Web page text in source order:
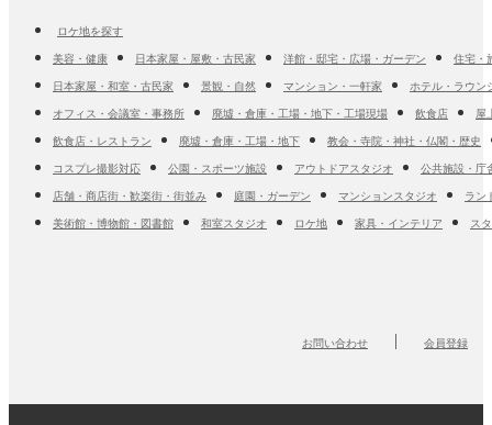
ロケ地を探す
美容・健康
日本家屋・屋敷・古民家 洋館・邸宅・広場・ガーデン
住宅・
日本家屋・和室・古民家
景観・自然 マンション・一軒家
ホテル・ラウン
オフィス・会議室・事務所
廃墟・倉庫・工場・地下・工場現場 飲食店
屋
飲食店・レストラン
廃墟・倉庫・工場・地下
教会・寺院・神社・仏閣・歴史
コスプレ撮影対応
公園・スポーツ施設 アウトドアスタジオ
公共施設・庁
店舗・商店街・歓楽街・街並み
庭園・ガーデン マンションスタジオ
ラン
美術館・博物館・図書館
和室スタジオ ロケ地 家具・インテリア ス
お問い合わせ 会員登録